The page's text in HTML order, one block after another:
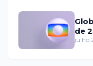
de
julho